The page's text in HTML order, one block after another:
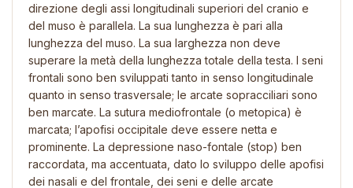
direzione degli assi longitudinali superiori del cranio e
del muso è parallela. La sua lunghezza è pari alla
lunghezza del muso. La sua larghezza non deve
superare la metà della lunghezza totale della testa. I seni
frontali sono ben sviluppati tanto in senso longitudinale
quanto in senso trasversale; le arcate sopracciliari sono
ben marcate. La sutura mediofrontale (o metopica) è
marcata; l’apofisi occipitale deve essere netta e
prominente. La depressione naso-fontale (stop) ben
raccordata, ma accentuata, dato lo sviluppo delle apofisi
dei nasali e del frontale, dei seni e delle arcate